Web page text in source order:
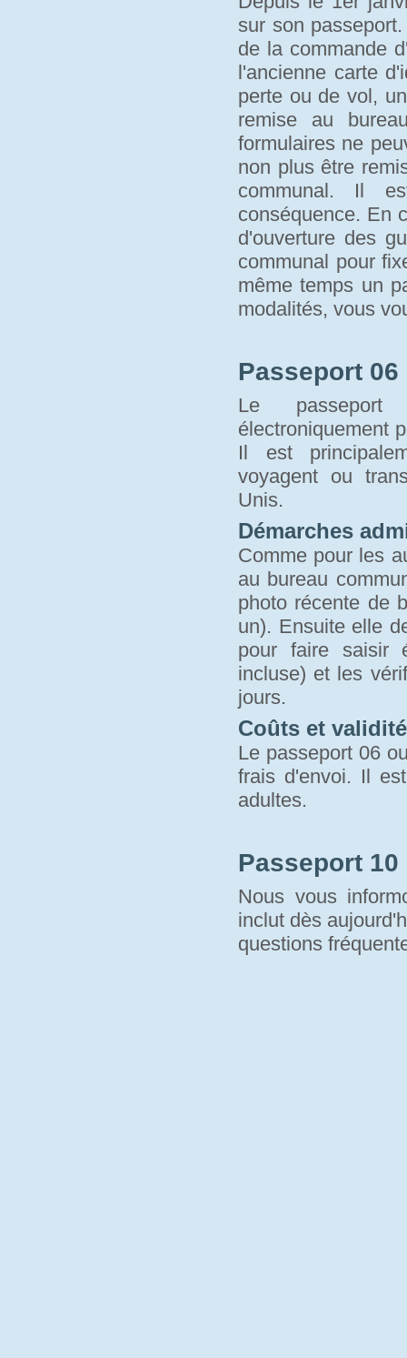
sur son
de la commande
l'ancienne carte
perte ou de vol,
remise au
formulaires ne
non plus être
communal. Il
conséquence. En
d'ouverture des
communal pour
même temps un
modalités, vous
Passeport
Le
électroniquement
Il est
voyagent ou
Unis.
Démarches
Comme pour les
au bureau
photo récente de
un). Ensuite elle
pour faire saisir
incluse) et les
jours.
Coûts et
Le passeport 06
frais d'envoi. Il
adultes.
Passeport 10
Nous vous
inclut dès
questions